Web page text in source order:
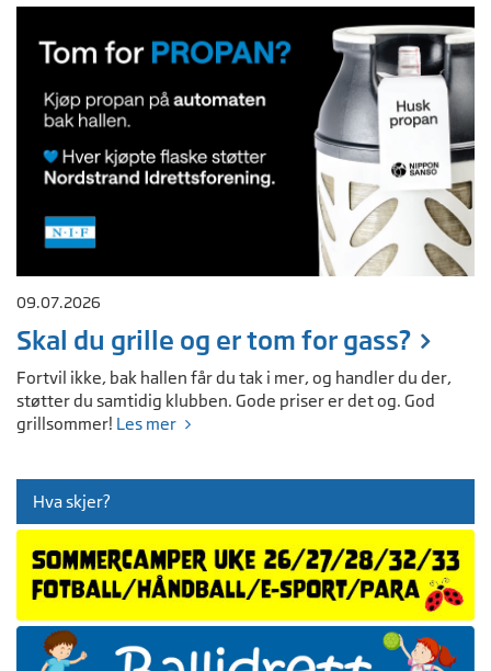
09.07.2026
Skal du grille og er tom for gass?
Fortvil ikke, bak hallen får du tak i mer, og handler du der,
støtter du samtidig klubben. Gode priser er det og. God
grillsommer! Les mer
Hva skjer?